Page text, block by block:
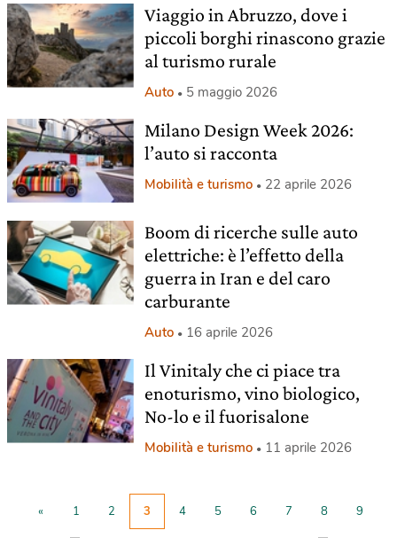
Viaggio in Abruzzo, dove i
piccoli borghi rinascono grazie
al turismo rurale
Auto 5 maggio 2026
Milano Design Week 2026:
l’auto si racconta
Mobilità e turismo 22 aprile 2026
Boom di ricerche sulle auto
elettriche: è l’effetto della
guerra in Iran e del caro
carburante
Auto 16 aprile 2026
Il Vinitaly che ci piace tra
enoturismo, vino biologico,
No-lo e il fuorisalone
Mobilità e turismo 11 aprile 2026
« 1 2 3 4 5 6 7 8 9